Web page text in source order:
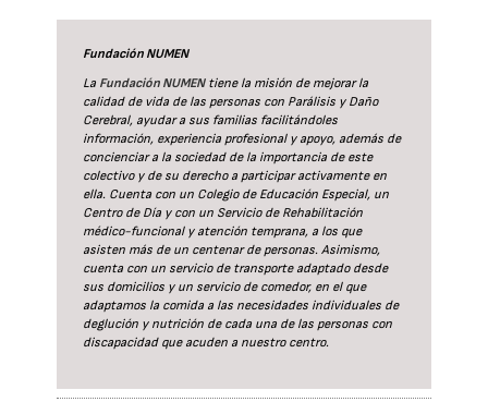
Fundación NUMEN
La Fundación NUMENtiene la misión de mejorar la
calidad de vida de las personas con Parálisis y Daño
Cerebral, ayudar a sus familias facilitándoles
información, experiencia profesional y apoyo, además de
concienciar a la sociedad de la importancia de este
colectivo y de su derecho a participar activamente en
ella. Cuenta con un Colegio de Educación Especial, un
Centro de Día y con un Servicio de Rehabilitación
médico-funcional y atención temprana, a los que
asisten más de un centenar de personas. Asimismo,
cuenta con un servicio de transporte adaptado desde
sus domicilios y un servicio de comedor, en el que
adaptamos la comida a las necesidades individuales de
deglución y nutrición de cada una de las personas con
discapacidad que acuden a nuestro centro.